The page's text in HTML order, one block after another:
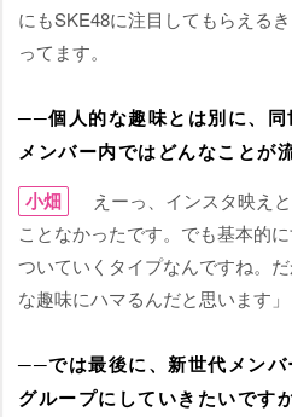
にもSKE48に注目してもらえる
ってます。
──個人的な趣味とは別に、
メンバー内ではどんなことが
小畑
えーっ、インスタ映え
ことなかったです。でも基本的
ついていくタイプなんですね。
な趣味にハマるんだと思います」
──では最後に、新世代メン
グループにしていきたいです